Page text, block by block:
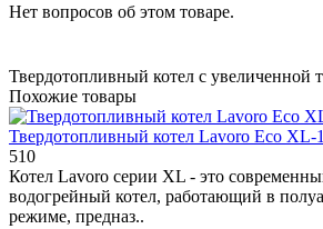
Нет вопросов об этом товаре.
Твердотопливный котел с увеличенной
Похожие товары
Твердотопливный котел Lavoro Eco XL-
510
Котел Lavoro серии XL - это
водогрейный котел, работающий в
режиме, предназ..